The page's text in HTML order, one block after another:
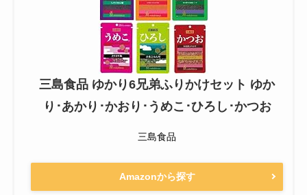
三島食品 ゆかり6兄弟ふりかけセット ゆか
り･あかり･かおり･うめこ･ひろし･かつお
三島食品
Amazonから探す